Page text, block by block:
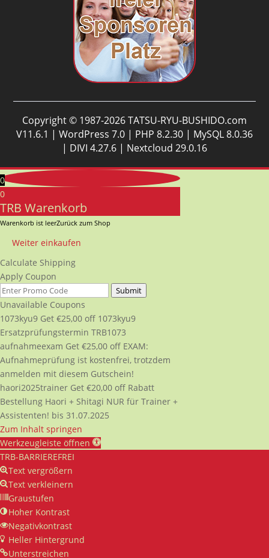
Copyright © 1987-2026 TATSU-RYU-BUSHIDO.com
V11.6.1 | WordPress 7.0 | PHP 8.2.30 | MySQL 8.0.36
| DIVI 4.27.6 | Nextcloud 29.0.16
0
0
TRB Warenkorb
Warenkorb ist leerZurück zum Shop
Weiter einkaufen
Calculate Shipping
Apply Coupon
Submit
Unavailable Coupons
1073kyu9 Get €25,00 off 1073kyu9
Ersatzprüfungstermin TRB1073
aufnahmeexam Get €25,00 off EXAM:
Aufnahmeprüfung ist kostenfrei, trotzdem
anmelden mit diesem Gutschein!
haori2025trainer Get €20,00 off Rabatt
Bestellung Haori + Shitagi NUR für Trainer +
Assistenten! bis 31.07.2025
Zum Inhalt springen
Werkzeugleiste öffnen
TRB-BARRIEREFREI
Text vergrößern
Text verkleinern
Graustufen
Hoher Kontrast
Negativkontrast
Heller Hintergrund
Unterstreichen